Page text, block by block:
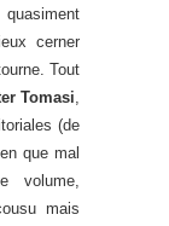
cerner
Tout
Tomasi,
(de
que mal
volume,
mais